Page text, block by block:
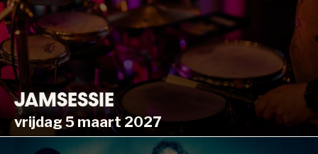
JAMSESSIE
vrijdag 5 maart 2027